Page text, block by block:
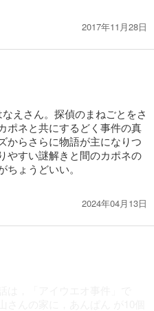
2017年11月28日
えさん。探偵のまねごとをさ
ポネと共にするどく事件の真
からさらに物語が主になりつ
やすい謎解きと間のカポネの
ょうどいい。
2024年04月13日